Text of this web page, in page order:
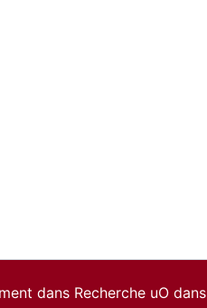
dans Recherche uO dans